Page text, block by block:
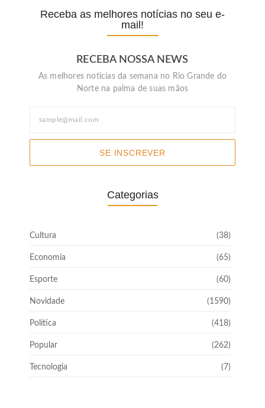
Receba as melhores notícias no seu e-
mail!
RECEBA NOSSA NEWS
As melhores noticias da semana no Rio Grande do
Norte na palma de suas mãos
SE INSCREVER
Categorias
Cultura (38)
Economia (65)
Esporte (60)
Novidade (1590)
Política (418)
Popular (262)
Tecnologia (7)